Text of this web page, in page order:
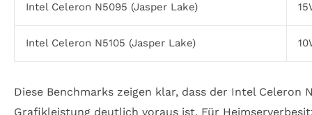
Intel Celeron N5095 (Jasper Lake)
Intel Celeron N5105 (Jasper Lake)
Diese Benchmarks zeigen klar, dass der Intel
Grafikleistung deutlich voraus ist. Für